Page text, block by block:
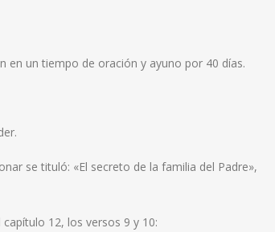
en un tiempo de oración y ayuno por 40 días.
se tituló: «El secreto de la familia del Padre»,
12, los versos 9 y 10: